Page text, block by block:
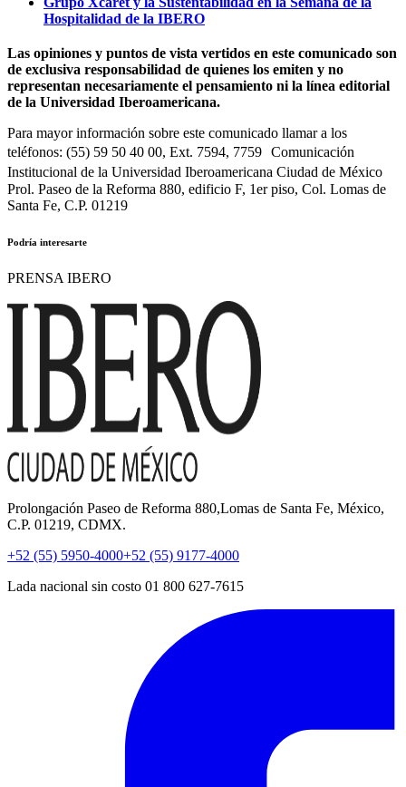
Hospitalidad de la IBERO
Las opiniones y puntos de vista vertidos en este comunicado son
de exclusiva responsabilidad de quienes los emiten y no
representan necesariamente el pensamiento ni la línea editorial
de la Universidad Iberoamericana.
Para mayor información sobre este comunicado llamar a los
teléfonos: (55) 59 50 40 00, Ext. 7594, 7759 Comunicación
Institucional de la Universidad Iberoamericana Ciudad de México
Prol. Paseo de la Reforma 880, edificio F, 1er piso, Col. Lomas de
Santa Fe, C.P. 01219
Podría interesarte
PRENSA IBERO
Prolongación Paseo de Reforma 880,Lomas de Santa Fe, México,
C.P. 01219, CDMX.
+52 (55) 5950-4000+52 (55) 9177-4000
Lada nacional sin costo 01 800 627-7615